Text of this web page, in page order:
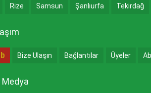
Rize Samsun Şanlıurfa Tekirdağ
Bize Ulaşın Bağlantılar Üyeler